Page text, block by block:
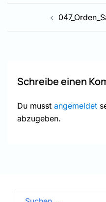
Schreibe einen
Du musst angemeldet
abzugeben.